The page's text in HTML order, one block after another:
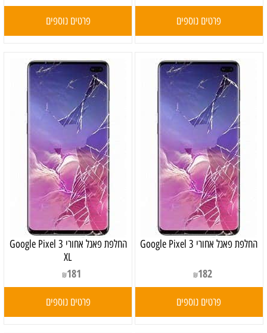
פרטים נוספים פרטים נוספים
‏החלפת פאנל אחורי Google Pixel 3
₪182
פרטים נוספים
‏החלפת פאנל אחורי Google Pixel 3
XL
₪181
פרטים נוספים